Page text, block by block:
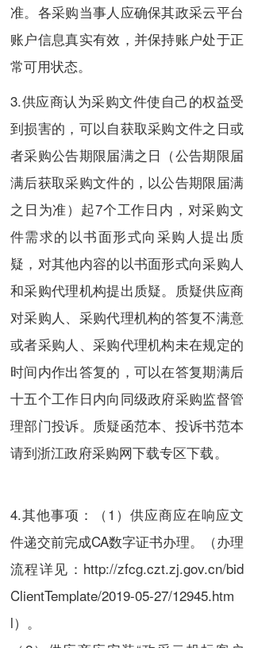
准。各采购当事人应确保其政采云平台
账户信息真实有效，并保持账户处于正
常可用状态。
3.供应商认为采购文件使自己的权益受
到损害的，可以自获取采购文件之日或
者采购公告期限届满之日（公告期限届
满后获取采购文件的，以公告期限届满
之日为准）起7个工作日内，对采购文
件需求的以书面形式向采购人提出质
疑，对其他内容的以书面形式向采购人
和采购代理机构提出质疑。质疑供应商
对采购人、采购代理机构的答复不满意
或者采购人、采购代理机构未在规定的
时间内作出答复的，可以在答复期满后
十五个工作日内向同级政府采购监督管
理部门投诉。质疑函范本、投诉书范本
请到浙江政府采购网下载专区下载。
4.其他事项：（1）供应商应在响应文
件递交前完成CA数字证书办理。（办理
流程详见：http://zfcg.czt.zj.gov.cn/bid
ClientTemplate/2019-05-27/12945.htm
l）。